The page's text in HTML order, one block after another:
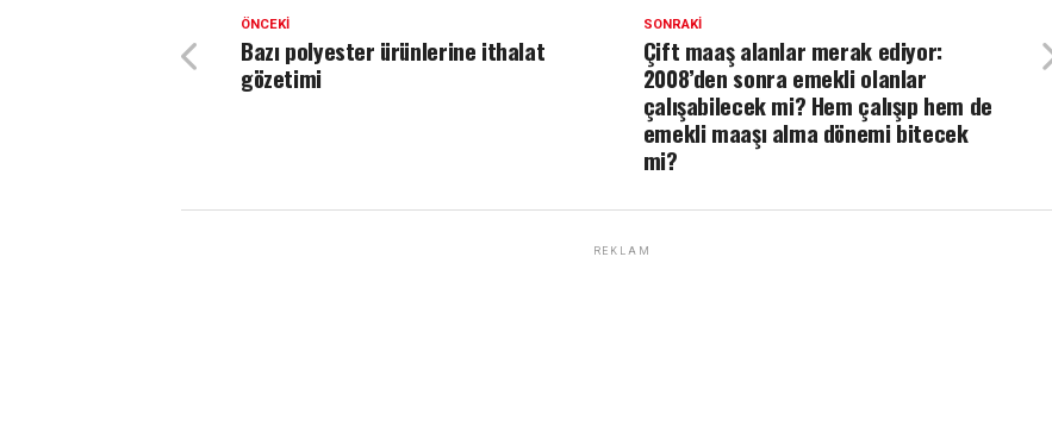
SONRAKI
Çift maaş alanlar merak ediyor:
2008’den sonra emekli olanlar
çalışabilecek mi? Hem çalışıp hem de
emekli maaşı alma dönemi bitecek
mi?
ÖNCEKI
Bazı polyester ürünlerine ithalat
gözetimi
REKLAM